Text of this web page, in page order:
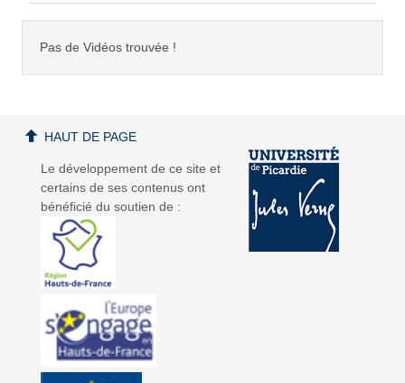
Pas de Vidéos trouvée !
Le développement de ce site et
certains de ses contenus ont
bénéficié du soutien de :
HAUT DE PAGE